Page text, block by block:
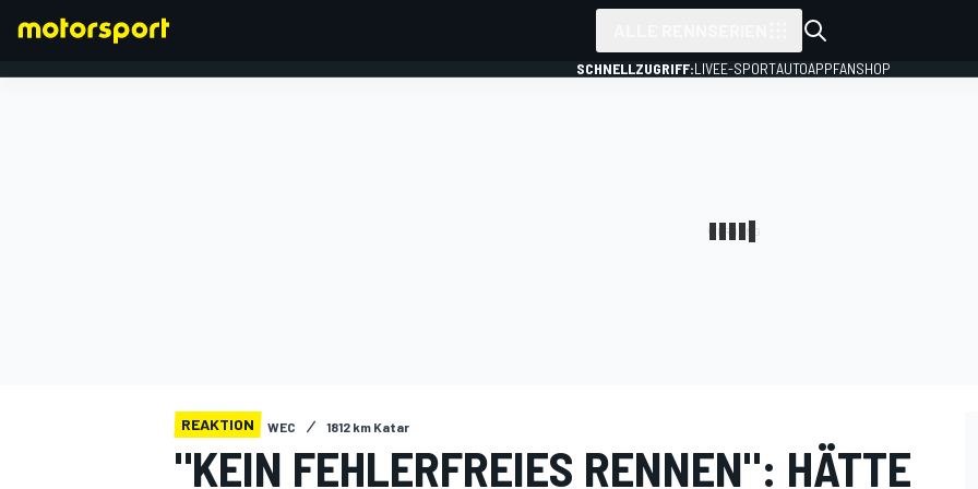
SCHNELLZUGRIFF:LIVEE-SPORTAUTOAPPFANSHOP
REAKTION WEC 1812 km Katar
"KEIN FEHLERFREIES RENNEN": HÄTTE